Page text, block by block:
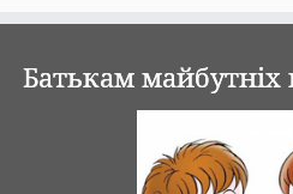
Батькам